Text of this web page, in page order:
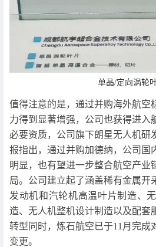
单晶/定向涡轮
值得注意的是，通过并购海外航空
力得到显著增强，公司也获得进入
必要资质，公司旗下朗星无人机研
报指出，通过并购加德纳，公司国
明显，也有望进一步整合航空产业
局。公司建立起了涵盖稀有金属开
发动机和汽轮机高温叶片制造、
造、无人机整机设计制造以及配套
转型同时，炼石航空已于11月完成
变更。